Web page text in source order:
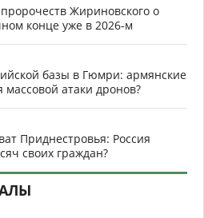
Жириновского о
конце уже в 2026-м
базы в Гюмри: армянские
массовой атаки дронов?
Приднестровья: Россия
своих граждан?